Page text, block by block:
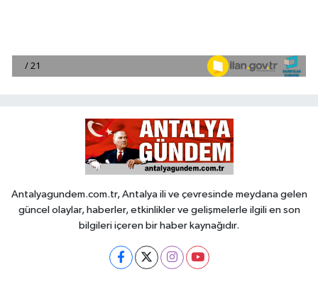
Antalyagundem.com.tr, Antalya ili ve çevresinde meydana gelen
güncel olaylar, haberler, etkinlikler ve gelişmelerle ilgili en son
bilgileri içeren bir haber kaynağıdır.